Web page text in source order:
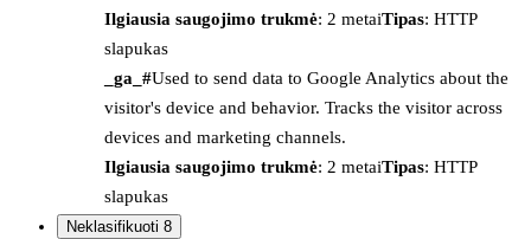
Ilgiausia saugojimo trukmė: 2 metaiTipas: HTTP
slapukas
_ga_#Used to send data to Google Analytics about the
visitor's device and behavior. Tracks the visitor across
devices and marketing channels.
Ilgiausia saugojimo trukmė: 2 metaiTipas: HTTP
slapukas
Neklasifikuoti 8